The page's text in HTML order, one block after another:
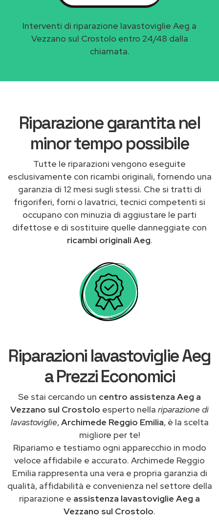
Interventi di riparazione lavastoviglie Aeg a
Vezzano sul Crostolo entro 24/48 dalla
chiamata.
Riparazione garantita nel
minor tempo possibile
Tutte le riparazioni vengono eseguite
esclusivamente con ricambi originali, fornendo una
garanzia di 12 mesi sugli stessi. Che si tratti di
frigoriferi, forni o lavatrici, tecnici competenti si
occupano con minuzia di aggiustare le parti
difettose e di sostituire quelle danneggiate con
ricambi originali Aeg.
Riparazioni lavastoviglie Aeg
a Prezzi Economici
Se stai cercando un centro assistenza Aeg a
Vezzano sul Crostolo esperto nella riparazione di
lavastoviglie,Archimede Reggio Emilia, è la scelta
migliore per te!
Ripariamo e testiamo ogni apparecchio in modo
veloce affidabile e accurato. Archimede Reggio
Emilia rappresenta una vera e propria garanzia di
qualità, affidabilità e convenienza nel settore della
riparazione e assistenza lavastoviglie Aeg a
Vezzano sul Crostolo.